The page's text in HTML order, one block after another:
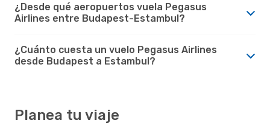
¿Desde qué aeropuertos vuela Pegasus
Airlines entre Budapest-Estambul?
¿Cuánto cuesta un vuelo Pegasus Airlines
desde Budapest a Estambul?
Planea tu viaje